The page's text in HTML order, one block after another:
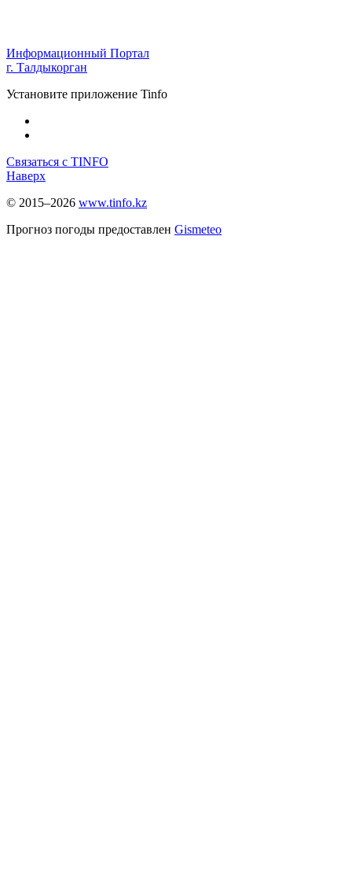
Информационный Портал
г. Талдыкорган
Установите приложение Tinfo
Связаться с TINFO
Наверх
© 2015–2026 www.tinfo.kz
Прогноз погоды предоставлен Gismeteo